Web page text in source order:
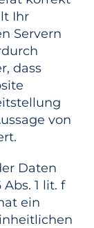
Ihr
Servern
dass
von
Daten
1 lit. f
ein